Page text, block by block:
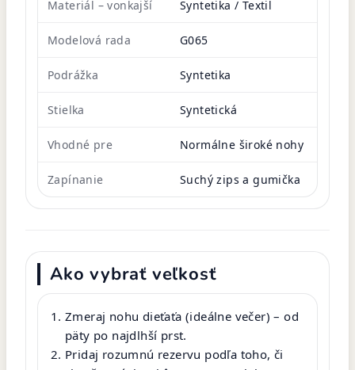
Materiál – vonkajší Syntetika / Textil
Modelová rada G065
Podrážka Syntetika
Stielka Syntetická
Vhodné pre Normálne široké nohy
Zapínanie Suchý zips a gumička
Ako vybrať veľkosť
Zmeraj nohu dieťaťa (ideálne večer) – od
päty po najdlhší prst.
Pridaj rozumnú rezervu podľa toho, či